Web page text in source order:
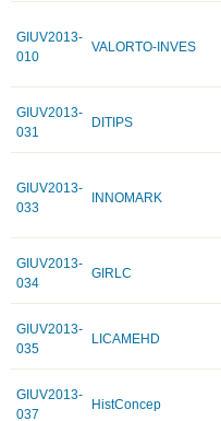
GIUV2013-
010
VALORTO-INVES
GIUV2013-
031
DITIPS
GIUV2013-
033
INNOMARK
GIUV2013-
034
GIRLC
GIUV2013-
035
LICAMEHD
GIUV2013-
037
HistConcep